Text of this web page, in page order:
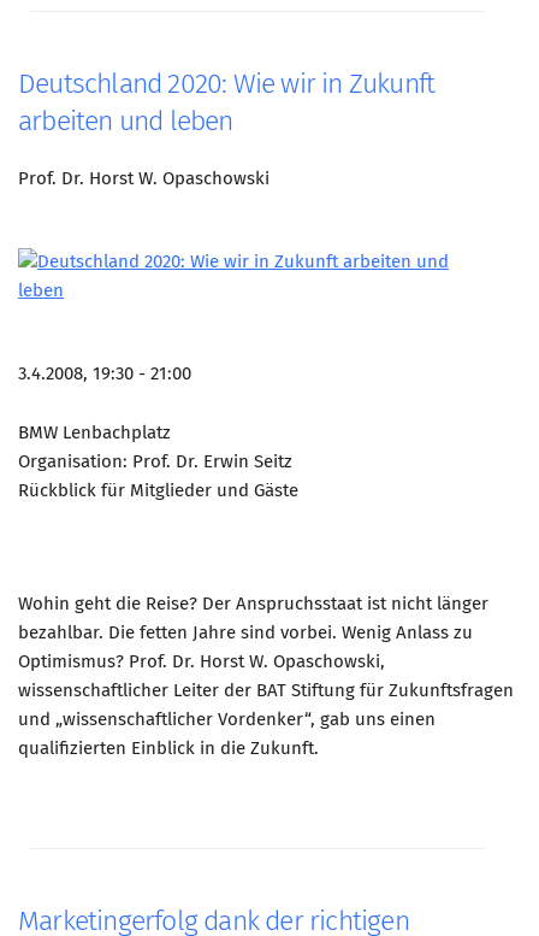
Deutschland 2020: Wie wir in Zukunft
arbeiten und leben
Prof. Dr. Horst W. Opaschowski
3.4.2008, 19:30 - 21:00
BMW Lenbachplatz
Organisation: Prof. Dr. Erwin Seitz
Rückblick für Mitglieder und Gäste
Wohin geht die Reise? Der Anspruchsstaat ist nicht länger
bezahlbar. Die fetten Jahre sind vorbei. Wenig Anlass zu
Optimismus? Prof. Dr. Horst W. Opaschowski,
wissenschaftlicher Leiter der BAT Stiftung für Zukunftsfragen
und „wissenschaftlicher Vordenker“, gab uns einen
qualifizierten Einblick in die Zukunft.
Marketingerfolg dank der richtigen